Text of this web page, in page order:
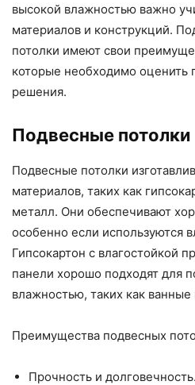
высокой влажностью важно
материалов и конструкций.
потолки имеют свои
которые необходимо оценить
решения.
Подвесные потолки
Подвесные потолки
материалов, таких как
металл. Они обеспечивают
особенно если используются
Гипсокартон с влагостойкой
панели хорошо подходят для
влажностью, таких как
Преимущества подвесных
Прочность и долговечность.